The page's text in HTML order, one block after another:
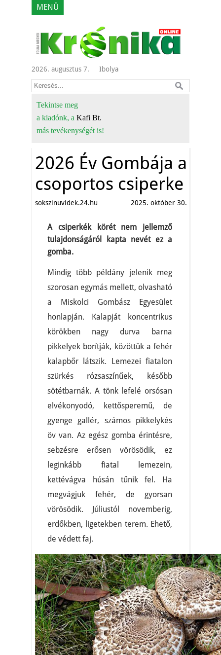
MENÜ
2026. augusztus 7. Ibolya
Tekintse meg
a kiadónk, a Kafi Bt.
más tevékenységét is!
2026 Év Gombája a
csoportos csiperke
sokszinuvidek.24.hu 2025. október 30.
A csiperkék körét nem jellemző
tulajdonságáról kapta nevét ez a
gomba.
Mindig több példány jelenik meg
szorosan egymás mellett, olvasható
a Miskolci Gombász Egyesület
honlapján. Kalapját koncentrikus
körökben nagy durva barna
pikkelyek borítják, közöttük a fehér
kalapbőr látszik. Lemezei fiatalon
szürkés rózsaszínűek, később
sötétbarnák. A tönk lefelé orsósan
elvékonyodó, kettősperemű, de
gyenge gallér, számos pikkelykés
öv van. Az egész gomba érintésre,
sebzésre erősen vörösödik, ez
leginkább fiatal lemezein,
kettévágva húsán tűnik fel. Ha
megvágjuk fehér, de gyorsan
vörösödik. Júliustól novemberig,
erdőkben, ligetekben terem. Ehető,
de védett faj.